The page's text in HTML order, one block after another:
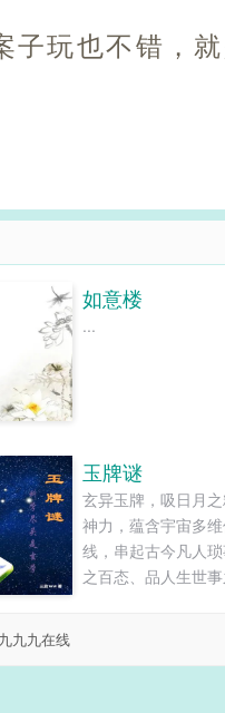
子玩也不错，
如意楼
...
玉牌谜
玄异玉牌，吸日月
神力，蕴含宇宙多
线，串起古今凡人
之百态、品人生世
九九九在线